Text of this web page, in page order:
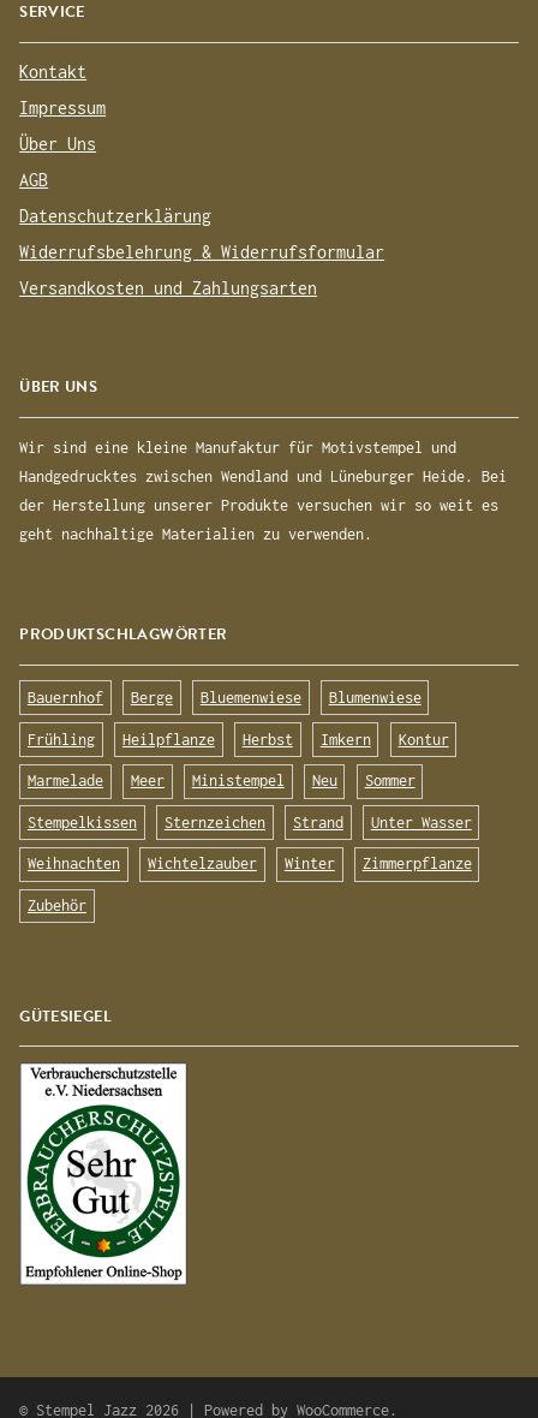
SERVICE
Kontakt
Impressum
Über Uns
AGB
Datenschutzerklärung
Widerrufsbelehrung & Widerrufsformular
Versandkosten und Zahlungsarten
ÜBER UNS
Wir sind eine kleine Manufaktur für Motivstempel und
Handgedrucktes zwischen Wendland und Lüneburger Heide. Bei
der Herstellung unserer Produkte versuchen wir so weit es
geht nachhaltige Materialien zu verwenden.
PRODUKTSCHLAGWÖRTER
Bauernhof Berge Bluemenwiese Blumenwiese
Frühling Heilpflanze Herbst Imkern Kontur
Marmelade Meer Ministempel Neu Sommer
Stempelkissen Sternzeichen Strand Unter Wasser
Weihnachten Wichtelzauber Winter Zimmerpflanze
Zubehör
GÜTESIEGEL
© Stempel Jazz 2026 | Powered byWooCommerce .